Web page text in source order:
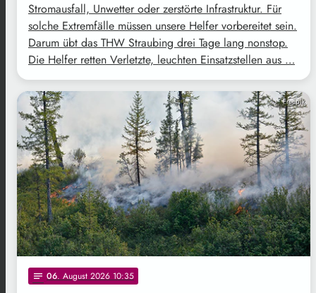
Stromausfall, Unwetter oder zerstörte Infrastruktur. Für
solche Extremfälle müssen unsere Helfer vorbereitet sein.
Darum übt das THW Straubing drei Tage lang nonstop.
Die Helfer retten Verletzte, leuchten Einsatzstellen aus …
Freepik
notes 06. August 2026 10:35